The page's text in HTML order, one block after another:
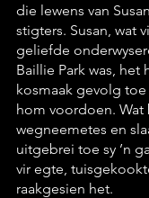
die lewens van
stigters. Susan, wat
geliefde
Baillie Park was, het
kosmaak gevolg
hom voordoen.
wegneemetes en
uitgebrei toe sy ’n
vir egte,
raakgesien het.